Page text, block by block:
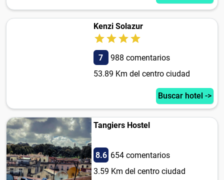
Kenzi Solazur
7
988 comentarios
53.89 Km del centro ciudad
Buscar hotel ->
Tangiers Hostel
8.6 654 comentarios
3.59 Km del centro ciudad